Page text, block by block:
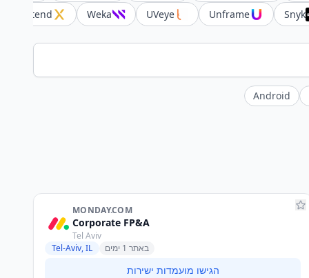
Snyk
Unframe
UVeye
Weka
Xtend
Android
MONDAY.COM
Corporate FP&A
Tel Aviv
Tel-Aviv, IL
באתר 1 ימים
הגישו מועמדות ישירות